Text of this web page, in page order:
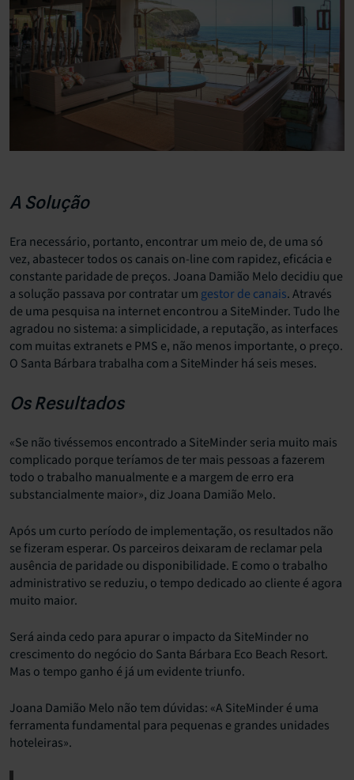
A Solução
Era necessário, portanto, encontrar um meio de, de uma só
vez, abastecer todos os canais on-line com rapidez, eficácia e
constante paridade de preços. Joana Damião Melo decidiu que
a solução passava por contratar um gestor de canais. Através
de uma pesquisa na internet encontrou a SiteMinder. Tudo lhe
agradou no sistema: a simplicidade, a reputação, as interfaces
com muitas extranets e PMS e, não menos importante, o preço.
O Santa Bárbara trabalha com a SiteMinder há seis meses.
Os Resultados
«Se não tivéssemos encontrado a SiteMinder seria muito mais
complicado porque teríamos de ter mais pessoas a fazerem
todo o trabalho manualmente e a margem de erro era
substancialmente maior», diz Joana Damião Melo.
Após um curto período de implementação, os resultados não
se fizeram esperar. Os parceiros deixaram de reclamar pela
ausência de paridade ou disponibilidade. E como o trabalho
administrativo se reduziu, o tempo dedicado ao cliente é agora
muito maior.
Será ainda cedo para apurar o impacto da SiteMinder no
crescimento do negócio do Santa Bárbara Eco Beach Resort.
Mas o tempo ganho é já um evidente triunfo.
Joana Damião Melo não tem dúvidas: «A SiteMinder é uma
ferramenta fundamental para pequenas e grandes unidades
hoteleiras».